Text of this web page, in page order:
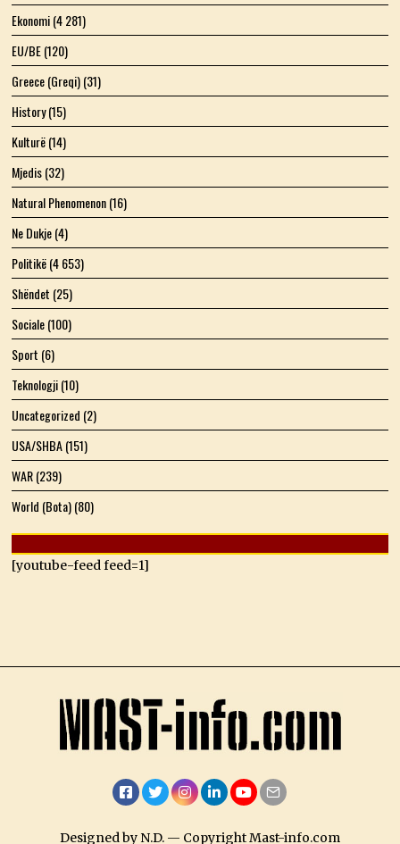
Ekonomi(4 281)
EU/BE(120)
Greece (Greqi)(31)
History(15)
Kulturë(14)
Mjedis(32)
Natural Phenomenon(16)
Ne Dukje(4)
Politikë(4 653)
Shëndet (25)
Sociale(100)
Sport (6)
Teknologji(10)
Uncategorized (2)
USA/SHBA(151)
WAR(239)
World (Bota)(80)
[youtube-feed feed=1]
Designed by N.D. — Copyright Mast-info.com